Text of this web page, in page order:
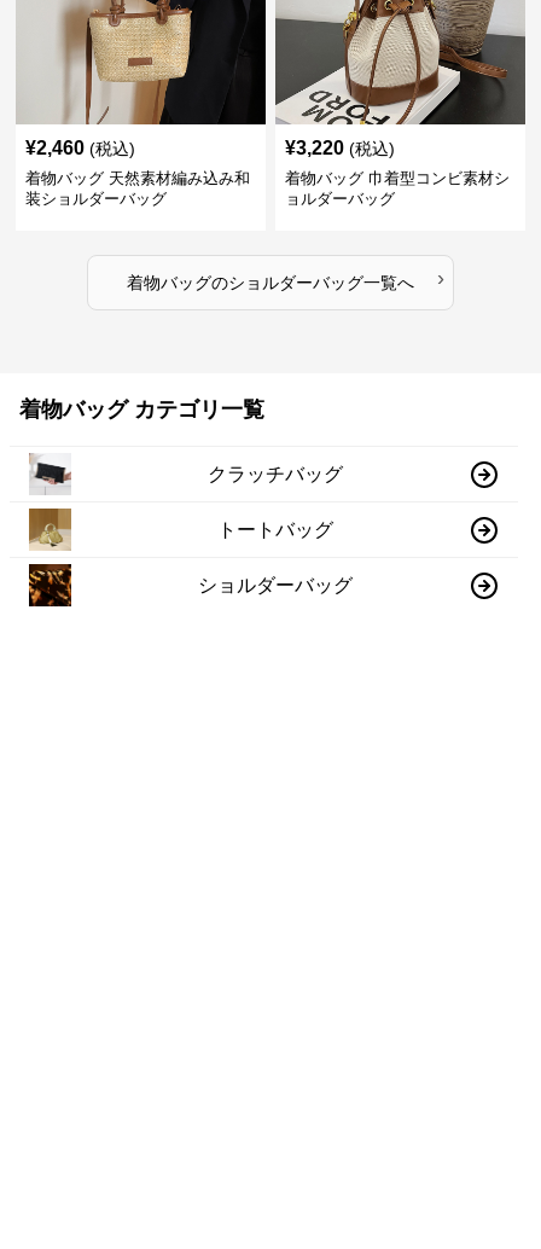
¥2,460 (税込)
着物バッグ 天然素材編み込み和
装ショルダーバッグ
¥3,220 (税込)
着物バッグ 巾着型コンビ素材シ
ョルダーバッグ
着物バッグのショルダーバッグ一覧へ ›
着物バッグ カテゴリ一覧
クラッチバッグ
トートバッグ
ショルダーバッグ